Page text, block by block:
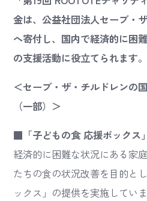
金は、公益社団法人セーブ・
へ寄付し、国内で経済的に困
の支援活動に役立てられます。
＜セーブ・ザ・チルドレンの
（一部）＞
■「子どもの食 応援ボックス」
経済的に困難な状況にある家
たちの食の状況改善を目的と
ックス」の提供を実施してい